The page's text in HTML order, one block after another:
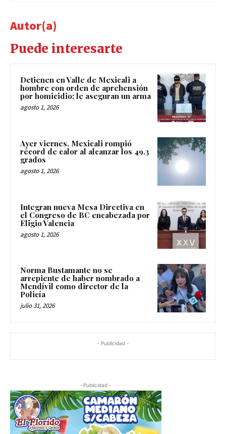
Autor(a)
Puede interesarte
Detienen en Valle de Mexicali a
hombre con orden de aprehensión
por homicidio; le aseguran un arma
agosto 1, 2026
Ayer viernes, Mexicali rompió
récord de calor al alcanzar los 49.3
grados
agosto 1, 2026
Integran nueva Mesa Directiva en
el Congreso de BC encabezada por
Eligio Valencia
agosto 1, 2026
Norma Bustamante no se
arrepiente de haber nombrado a
Mendívil como director de la
Policía
julio 31, 2026
- Publicidad -
-Publicidad -